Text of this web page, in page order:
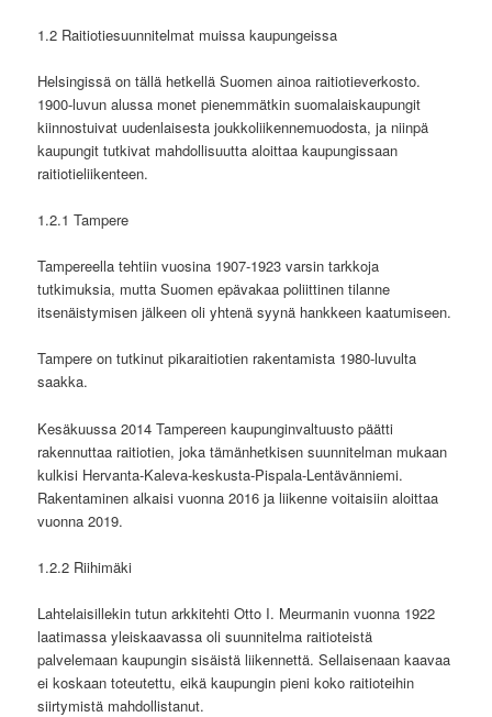
1.2 Raitiotiesuunnitelmat muissa kaupungeissa
Helsingissä on tällä hetkellä Suomen ainoa raitiotieverkosto.
1900-luvun alussa monet pienemmätkin suomalaiskaupungit
kiinnostuivat uudenlaisesta joukkoliikennemuodosta, ja niinpä
kaupungit tutkivat mahdollisuutta aloittaa kaupungissaan
raitiotieliikenteen.
1.2.1 Tampere
Tampereella tehtiin vuosina 1907-1923 varsin tarkkoja
tutkimuksia, mutta Suomen epävakaa poliittinen tilanne
itsenäistymisen jälkeen oli yhtenä syynä hankkeen kaatumiseen.
Tampere on tutkinut pikaraitiotien rakentamista 1980-luvulta
saakka.
Kesäkuussa 2014 Tampereen kaupunginvaltuusto päätti
rakennuttaa raitiotien, joka tämänhetkisen suunnitelman mukaan
kulkisi Hervanta-Kaleva-keskusta-Pispala-Lentävänniemi.
Rakentaminen alkaisi vuonna 2016 ja liikenne voitaisiin aloittaa
vuonna 2019.
1.2.2 Riihimäki
Lahtelaisillekin tutun arkkitehti Otto I. Meurmanin vuonna 1922
laatimassa yleiskaavassa oli suunnitelma raitioteistä
palvelemaan kaupungin sisäistä liikennettä. Sellaisenaan kaavaa
ei koskaan toteutettu, eikä kaupungin pieni koko raitioteihin
siirtymistä mahdollistanut.